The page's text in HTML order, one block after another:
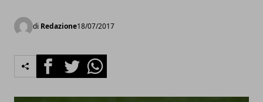
di Redazione18/07/2017
FacebookTwitterWhatsapp